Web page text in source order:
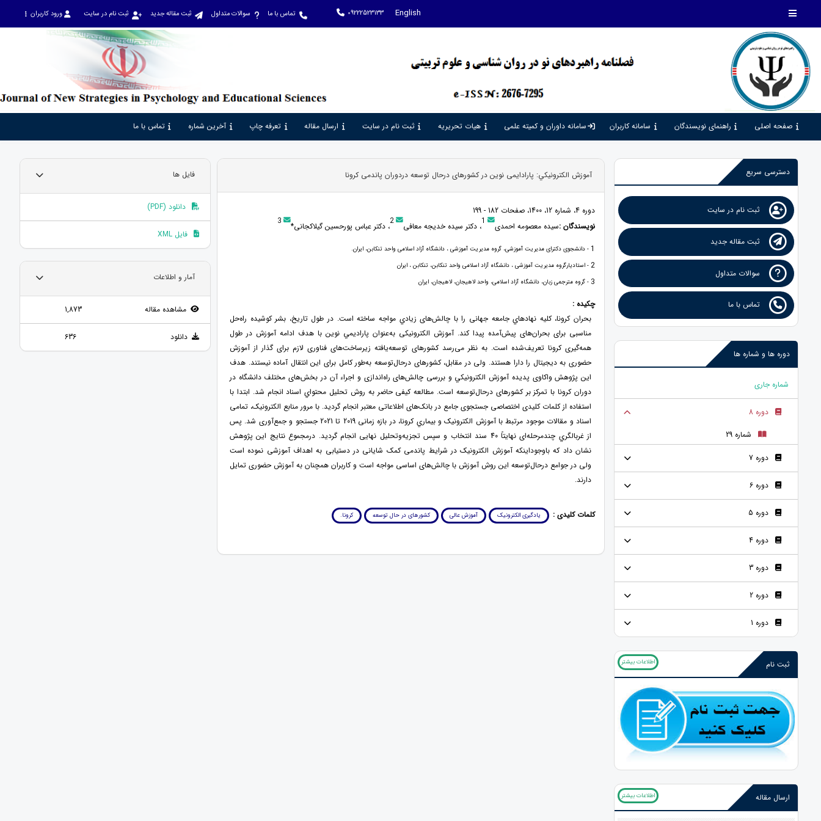
English
09222523133 تماس با ما سوالات متداول ثبت مقاله جدید ثبت نام در سایت ورود کاربران
صفحه اصلی راهنمای نویسندگان سامانه کاربران سامانه داوران و کمیته علمی هیات تحریریه ثبت نام در سایت ارسال مقاله تعرفه چاپ آخرین شماره تماس با ما
دسترسی سریع
ثبت نام در سایت
ثبت مقاله جدید
سوالات متداول
تماس با ما
دوره ها و شماره ها
شماره جاری
دوره 8
شماره 29
دوره 7
دوره 6
دوره 5
دوره 4
دوره 3
دوره 2
دوره 1
ثبت نام اطلاعات بیشتر
ارسال مقاله اطلاعات بیشتر
آموزش الكترونيكي: پارادایمی نوین در کشورهای درحال توسعه دردوران پاندمی کرونا
دوره 4، شماره 12، 1400، صفحات 182 - 199
نویسندگان :سیده معصومه احمدی 1، دکتر سیده خدیجه معافی 2، دکتر عباس پورحسین گیلاکجانی* 3
1 - دانشجوی دکترای مدیریت آموزشی، گروه مدیریت آموزشی ، دانشگاه آزاد اسلامی واحد تنکابن، ایران.
2 - استادیارگروه مدیریت آموزشی ، دانشگاه آزاد اسلامی واحد تنکابن، تنکابن ، ایران
3 - گروه مترجمی زبان، دانشگاه آزاد اسلامی، واحد لاهیجان، لاهیجان، ایران
چکیده :
بحران کرونا، كليه نهادهاي جامعه جهانی را با چالش‌های زيادي مواجه ساخته است. در طول تاریخ، بشر کوشیده راه‌حل
مناسبی برای بحران‌های پیش‌آمده پیدا کند. آموزش الکترونیکی به‌عنوان پاراديمي نوین با هدف ادامه آموزش در طول
همه‌گیری کرونا تعریف‌شده است. به نظر می‌رسد کشورهای توسعه‌یافته زیرساخت‌های فناوری لازم برای گذار از آموزش
حضوری به دیجیتال را دارا هستند. ولی در مقابل، کشورهای درحال‌توسعه به‌طور کامل برای این انتقال آماده نیستند. هدف
این پژوهش واکاوی پدیده آموزش الكترونيكي و بررسی چالش‌های راه‌اندازی و اجراء آن در بخش‌های مختلف دانشگاه در
دوران کرونا با تمرکز بر کشورهای درحال‌توسعه است. مطالعه کیفی حاضر به روش تحلیل محتواي اسناد انجام شد. ابتدا با
استفاده از کلمات کلیدی اختصاصی جستجوی جامع در بانک‌های اطلاعاتی معتبر انجام گردید. با مرور منابع الکترونیک، تمامی
اسناد و مقالات موجود مرتبط با آموزش الکترونیک و بیماري کرونا، در بازه زمانی 2019 تا 2021 جستجو و جمع‌آوری شد. پس
از غربالگري چندمرحله‌ای نهایتاً 40 سند انتخاب و سپس تجزیه‌وتحلیل نهایی انجام گردید. درمجموع نتایج این پژوهش
نشان داد که باوجوداینکه آموزش الکترونیک در شرایط پاندمی کمک شایانی در دستیابی به اهداف آموزشی نموده است
ولی در جوامع درحال‌توسعه این روش آموزش با چالش‌های اساسی مواجه است و کاربران همچنان به آموزش حضوری تمایل
دارند.
کلمات کلیدی : یادگیری الکترونیک آموزش عالی کشورهای در حال توسعه کرونا.
فایل ها
دانلود (PDF)
فایل XML
آمار و اطلاعات
مشاهده مقاله 1,873
دانلود 636